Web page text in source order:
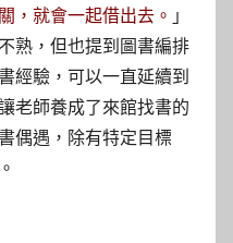
，就會一起借出去。 」
熟，但也提到圖書編排
經驗，可以一直延續到
老師養成了來館找書的
偶遇，除有特定目標